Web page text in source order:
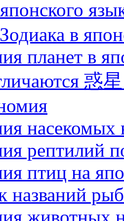
в
планет в
惑
насекомых
рептилий
птиц на
названий